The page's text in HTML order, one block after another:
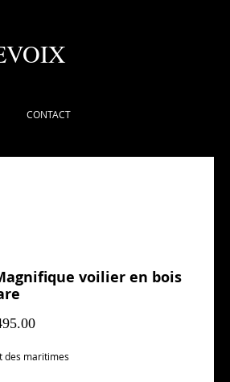
CONTACT
voilier en bois
Prix
des maritimes